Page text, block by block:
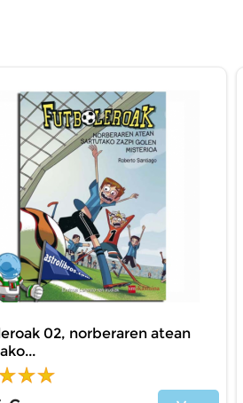
02, norberaren atean